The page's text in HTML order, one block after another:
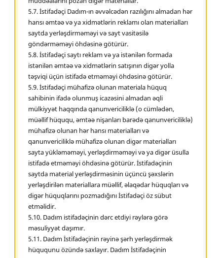
5.7. İstifadəçi Dadım-ın əvvəlcədən razılığını almadan hər
hansı əmtəə və ya xidmətlərin reklamı olan materialları
saytda yerləşdirməməyi və sayt vasitəsilə
göndərməməyi öhdəsinə götürür.
5.8. İstifadəçi saytı reklam və ya istənilən formada
istənilən əmtəə və xidmətlərin satışının digər yolla
təşviqi üçün istifadə etməməyi öhdəsinə götürür.
5.9. İstifadəçi mühafizə olunan materiala hüquq
sahibinin ifadə olunmuş icazəsini almadan əqli
mülkiyyət haqqında qanunvericiliklə (o cümlədən,
müəllif hüququ, əmtəə nişanları barədə qanunvericiliklə)
mühafizə olunan hər hansı materialları və
qanunvericiliklə mühafizə olunan digər materialları
sayta yükləməməyi, yerləşdirməməyi və ya digər üsulla
istifadə etməməyi öhdəsinə götürür. İstifadəçinin
saytda material yerləşdirməsinin üçüncü şəxslərin
yerləşdirilən materiallara müəllif, əlaqədar hüquqları və
digər hüquqlarını pozmadığını İstifadəçi öz sübut
etməlidir.
5.10. Dadım istifadəçinin dərc etdiyi rəylərə görə
məsuliyyət daşımır.
5.11. Dadım İstifadəçinin rəyinə şərh yerləşdirmək
hüququnu özündə saxlayır. Dadım İstifadəçinin